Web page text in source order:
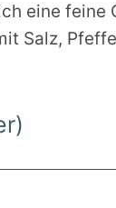
eine feine
Salz,